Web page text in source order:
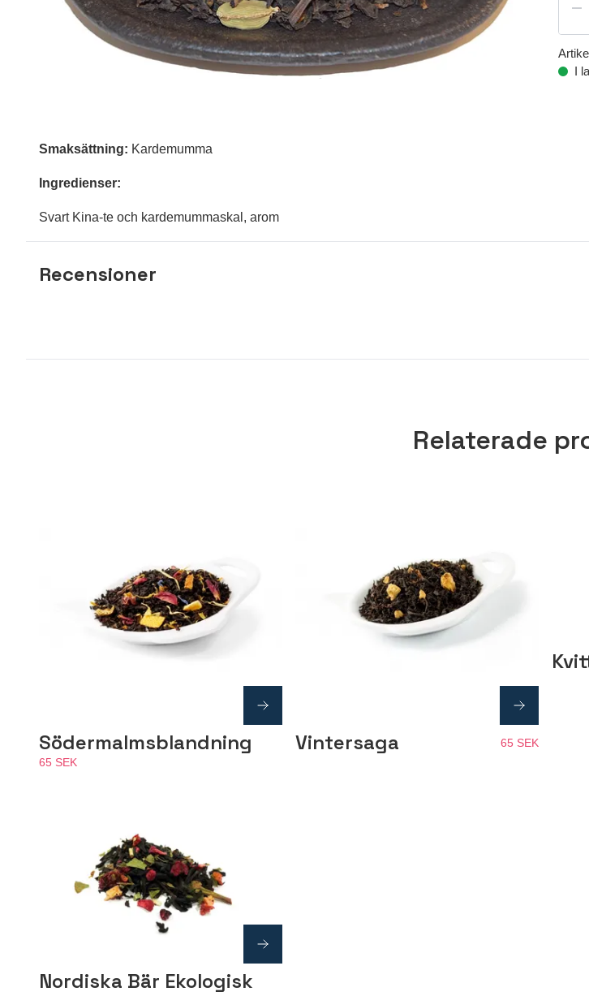
I
Smaksättning: Kardemumma
Ingredienser:
Svart Kina-te och kardemummaskal, arom
Recensioner
Relaterade
Södermalmsblandning
65 SEK
Vintersaga 65 SEK
Nordiska Bär Ekologisk